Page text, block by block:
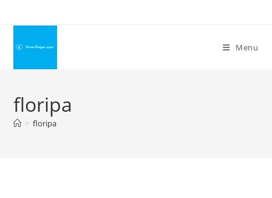
conteúdo
Menu
floripa
> floripa